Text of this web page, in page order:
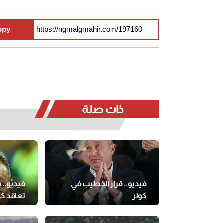
ذات صلة
فيديو.. قرار الخطيب في
كولر
تعاقد